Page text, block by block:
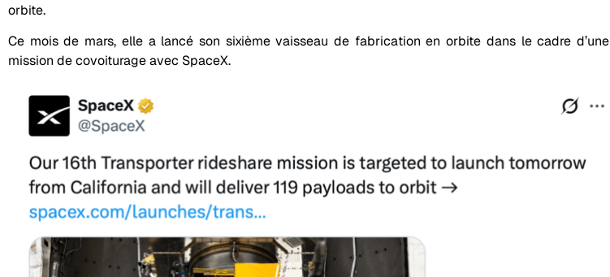
orbite.
Ce mois de mars, elle a lancé son sixième vaisseau de fabrication en orbite dans le cadre d’une
mission de covoiturage avec SpaceX.